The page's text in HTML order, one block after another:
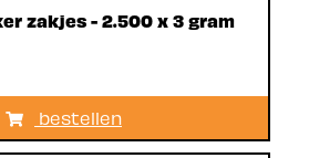
zakjes - 2.500 x 3 gram
bestellen